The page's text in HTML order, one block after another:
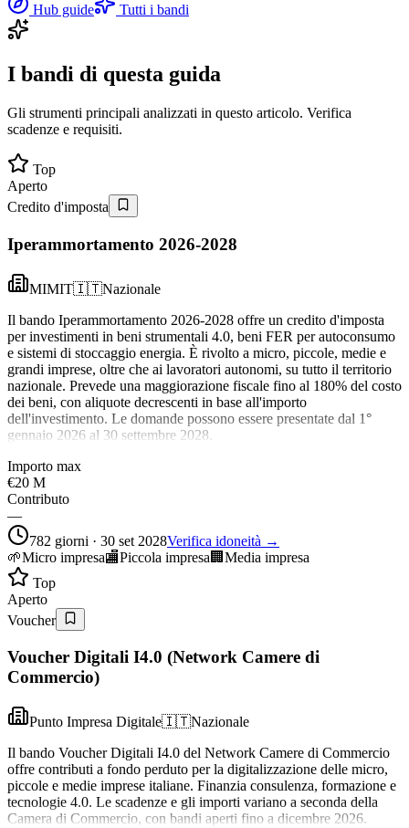
Hub guide
Tutti i bandi
I bandi di questa guida
Gli strumenti principali analizzati in questo articolo. Verifica
scadenze e requisiti.
Top
Aperto
Credito d'imposta
Iperammortamento 2026-2028
MIMIT🇮🇹Nazionale
Il bando Iperammortamento 2026-2028 offre un credito d'imposta
per investimenti in beni strumentali 4.0, beni FER per autoconsumo
e sistemi di stoccaggio energia. È rivolto a micro, piccole, medie e
grandi imprese, oltre che ai lavoratori autonomi, su tutto il territorio
nazionale. Prevede una maggiorazione fiscale fino al 180% del costo
dei beni, con aliquote decrescenti in base all'importo
dell'investimento. Le domande possono essere presentate dal 1°
gennaio 2026 al 30 settembre 2028.
Importo max
€20 M
Contributo
—
782 giorni · 30 set 2028Verifica idoneità →
🌱Micro impresa🏬Piccola impresa 🏢 Media impresa
Top
Aperto
Voucher
Voucher Digitali I4.0 (Network Camere di
Commercio)
Punto Impresa Digitale🇮🇹Nazionale
Il bando Voucher Digitali I4.0 del Network Camere di Commercio
offre contributi a fondo perduto per la digitalizzazione delle micro,
piccole e medie imprese italiane. Finanzia consulenza, formazione e
tecnologie 4.0. Le scadenze e gli importi variano a seconda della
Camera di Commercio, con bandi aperti fino a dicembre 2026.